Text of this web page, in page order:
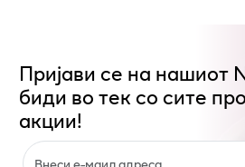
Пријави се на нашиот
биди во тек со сите
акции!